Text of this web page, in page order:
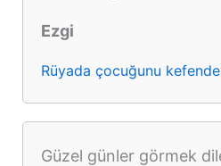
Ezgi
Rüyada çocuğunu
Güzel günler görmek